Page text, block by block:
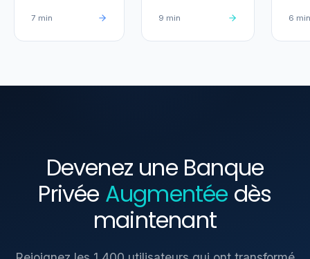
7 min 9 min 6
Devenez une Banque
Privée Augmentée dès
maintenant